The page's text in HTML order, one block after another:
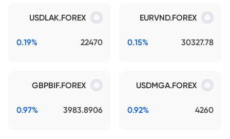
EURVND.FOREX
30327.78
0.15%
USDLAK.FOREX
22470
0.19%
USDMGA.FOREX
4260
0.92%
GBPBIF.FOREX
3983.8906
0.97%